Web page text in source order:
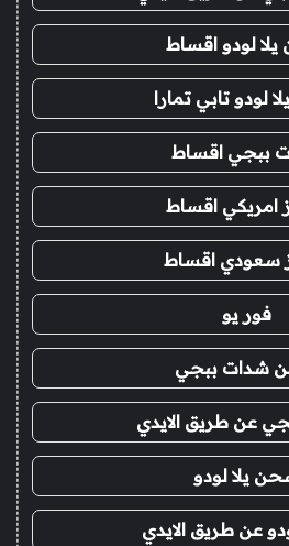
لودو اقساط
لودو تابي تمارا
ببجي اقساط
امريكي اقساط
سعودي اقساط
فور يو
شدات ببجي
عن طريق الايدي
يلا لودو
عن طريق الايدي